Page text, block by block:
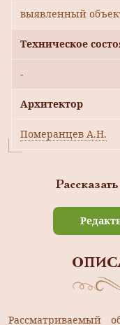
выявленный
Техническое
-
Архитектор
Померанцев А.Н.
Рассматриваемый